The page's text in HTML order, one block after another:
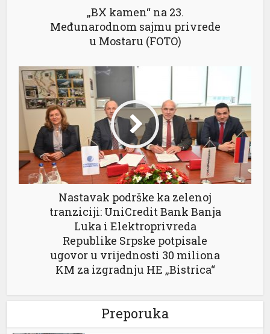
„BX kamen“ na 23.
Međunarodnom sajmu privrede
u Mostaru (FOTO)
Nastavak podrške ka zelenoj
tranziciji: UniCredit Bank Banja
Luka i Elektroprivreda
Republike Srpske potpisale
ugovor u vrijednosti 30 miliona
KM za izgradnju HE „Bistrica“
Preporuka